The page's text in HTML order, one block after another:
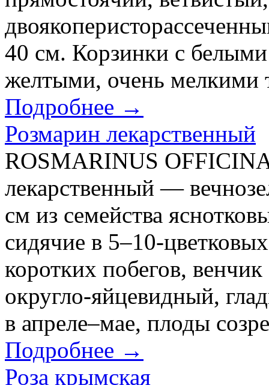
40 см. Корзинки с
желтыми, очень мелкими
Подробнее →
Розмарин лекарственный
ROSMARINUS
лекарственный —
см из семейства
сидячие в 5–10-
коротких побегов,
округло-яйцевидный,
в апреле–мае, плоды
Подробнее →
Роза крымская